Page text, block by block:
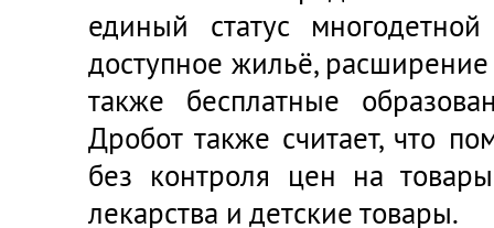
единый статус
доступное жильё, расширение
также бесплатные
Дробот также считает, что
без контроля цен на
лекарства и детские товары.